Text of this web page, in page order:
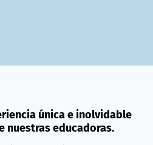
única e inolvidable
nuestras educadoras.